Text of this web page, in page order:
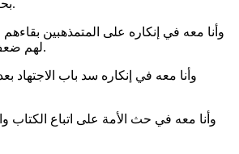
بحيث لا يجوز الخروج عنه.
وأنا معه في إنكاره على المتمذهبين
لهم ضعف دليلهم بجلاء ووضوح.
وأنا معه في إنكاره سد باب الاجتهاد
وأنا معه في حث الأمة على اتباع الكتاب